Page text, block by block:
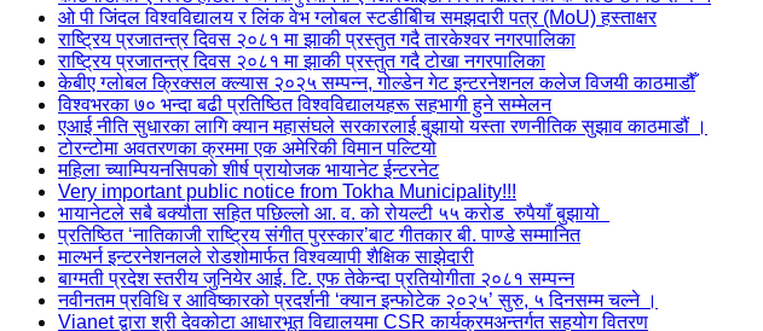
ओ पी जिंदल विश्वविद्यालय र लिंक वेभ ग्लोबल स्टडीबीिच समझदारी पत्र (MoU) हस्ताक्षर
राष्ट्रिय प्रजातन्त्र दिवस २०८१ मा झाकी प्रस्तुत गदै तारकेश्वर नगरपालिका
राष्ट्रिय प्रजातन्त्र दिवस २०८१ मा झाकी प्रस्तुत गदै टोखा नगरपालिका
केबीए ग्लोबल क्रिक्सल क्ल्यास २०२५ सम्पन्न, गोल्डेन गेट इन्टरनेशनल कलेज विजयी काठमाडौँ
विश्वभरका ७० भन्दा बढी प्रतिष्ठित विश्वविद्यालयहरू सहभागी हुने सम्मेलन
एआई नीति सुधारका लागि क्यान महासंघले सरकारलाई बुझायो यस्ता रणनीतिक सुझाव काठमाडौं ।
टोरन्टोमा अवतरणका क्रममा एक अमेरिकी विमान पल्टियो
महिला च्याम्पियनसिपको शीर्ष प्रायोजक भायानेट ईन्टरनेट
Very important public notice from Tokha Municipality!!!
भायानेटले सबै बक्यौता सहित पछिल्लो आ. व. को रोयल्टी ५५ करोड रुपैयाँ बुझायो
प्रतिष्ठित ‘नातिकाजी राष्ट्रिय संगीत पुरस्कार’बाट गीतकार बी. पाण्डे सम्मानित
माल्भर्न इन्टरनेशनलले रोडशोमार्फत विश्वव्यापी शैक्षिक साझेदारी
बाग्मती प्रदेश स्तरीय जुनियेर आई. टि. एफ तेकेन्दा प्रतियोगीता २०८१ सम्पन्न
नवीनतम प्रविधि र आविष्कारको प्रदर्शनी ‘क्यान इन्फोटेक २०२५’ सुरु, ५ दिनसम्म चल्ने ।
Vianet द्वारा श्री देवकोटा आधारभूत विद्यालयमा CSR कार्यक्रमअन्तर्गत सहयोग वितरण